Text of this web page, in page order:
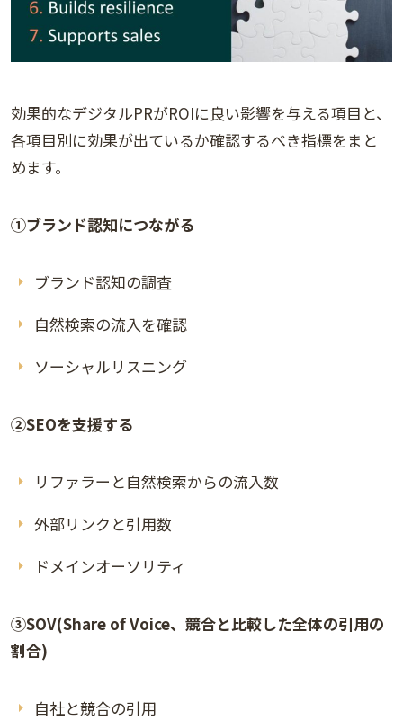
効果的なデジタルPRがROIに良い影響を与える項目と、
各項目別に効果が出ているか確認するべき指標をまと
めます。
①ブランド認知につながる
ブランド認知の調査
自然検索の流入を確認
ソーシャルリスニング
②SEOを支援する
リファラーと自然検索からの流入数
外部リンクと引用数
ドメインオーソリティ
③SOV(Share of Voice、競合と比較した全体の引用の
割合)
自社と競合の引用